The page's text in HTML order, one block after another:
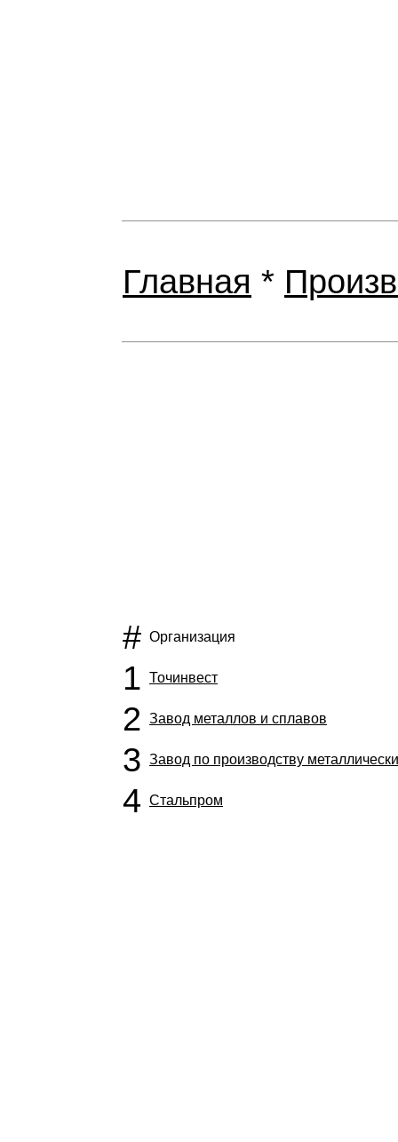
Главная *
# Организация
1 Точинвест
2 Завод металлов и сплавов
3 Завод по производству
4 Стальпром